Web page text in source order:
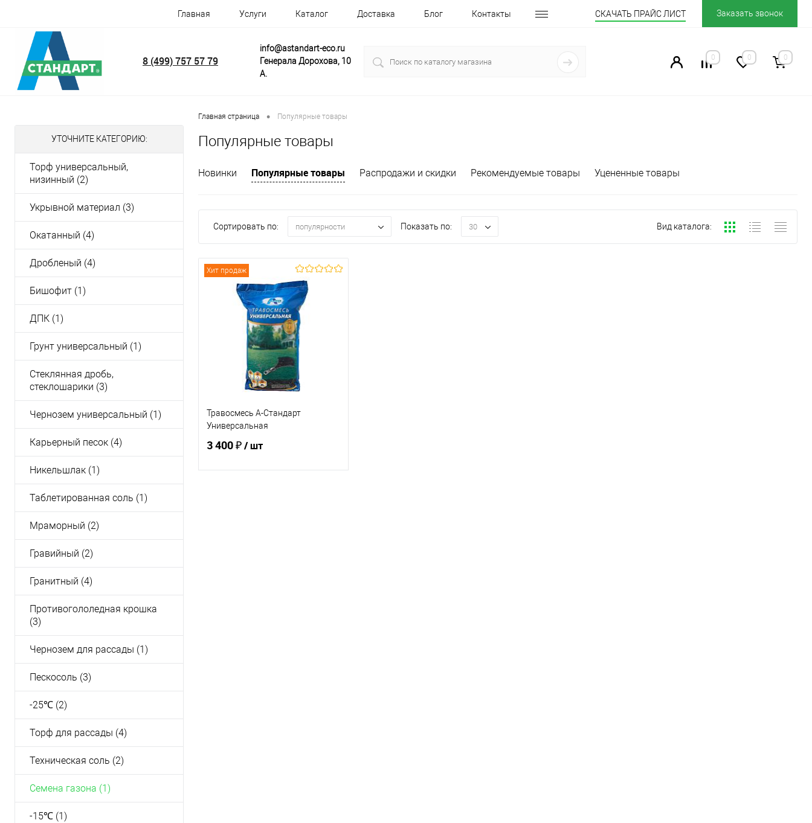
Главная Услуги Каталог Доставка Блог Контакты СКАЧАТЬ ПРАЙС ЛИСТ Заказать звонок
8 (499) 757 57 79
info@astandart-eco.ru
Генерала Дорохова, 10
А.
0 0 0
УТОЧНИТЕ КАТЕГОРИЮ:
Торф универсальный,
низинный (2)
Укрывной материал (3)
Окатанный (4)
Дробленый (4)
Бишофит (1)
ДПК (1)
Грунт универсальный (1)
Стеклянная дробь,
стеклошарики (3)
Чернозем универсальный (1)
Карьерный песок (4)
Никельшлак (1)
Таблетированная соль (1)
Мраморный (2)
Гравийный (2)
Гранитный (4)
Противогололедная крошка
(3)
Чернозем для рассады (1)
Пескосоль (3)
-25℃ (2)
Торф для рассады (4)
Техническая соль (2)
Семена газона (1)
-15℃ (1)
Главная страница • Популярные товары
Популярные товары
Новинки Популярные товары Распродажи и скидки Рекомендуемые товары Уцененные товары
Сортировать по: популярности Показать по: 30 Вид каталога:
Хит продаж
Травосмесь А-Стандарт
Универсальная
3 400 ₽/ шт